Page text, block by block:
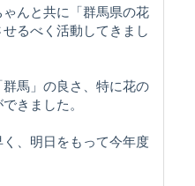
んと共に「群馬県の花
るべく活動してきまし
馬」の良さ、特に花の
きました。
、明日をもって今年度